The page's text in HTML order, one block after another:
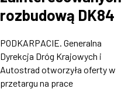
rozbudową DK84
- Lesko
PODKARPACIE. Generalna
Dyrekcja Dróg Krajowych i
Autostrad otworzyła oferty w
przetargu na prace